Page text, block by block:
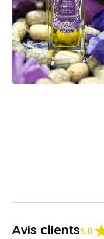
Avis clients5.0